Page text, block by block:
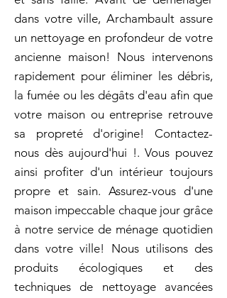
dans votre ville, Archambault assure
un nettoyage en profondeur de votre
ancienne maison! Nous intervenons
rapidement pour éliminer les débris,
la fumée ou les dégâts d'eau afin que
votre maison ou entreprise retrouve
sa propreté d'origine! Contactez-
nous dès aujourd'hui !. Vous pouvez
ainsi profiter d'un intérieur toujours
propre et sain. Assurez-vous d'une
maison impeccable chaque jour grâce
à notre service de ménage quotidien
dans votre ville! Nous utilisons des
produits écologiques et des
techniques de nettoyage avancées